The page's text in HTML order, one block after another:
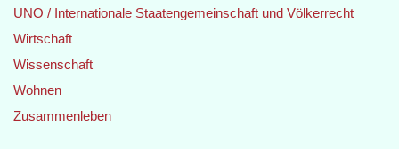
UNO / Internationale Staatengemeinschaft und Völkerrecht
Wirtschaft
Wissenschaft
Wohnen
Zusammenleben